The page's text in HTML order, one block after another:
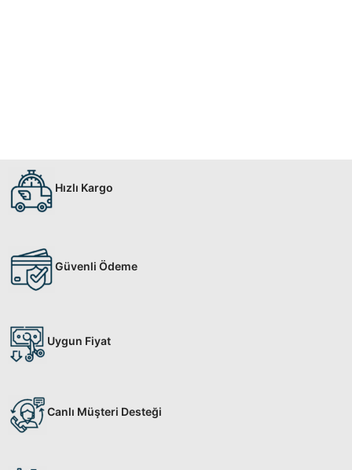
Hızlı Kargo
Güvenli Ödeme
Uygun Fiyat
Canlı Müşteri Desteği